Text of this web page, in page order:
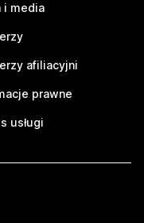
i media
afiliacyjni
prawne
usługi